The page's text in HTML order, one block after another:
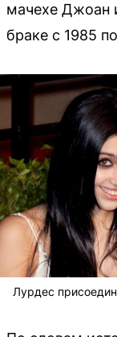
мачехе Джоан
браке с 1985
Лурдес